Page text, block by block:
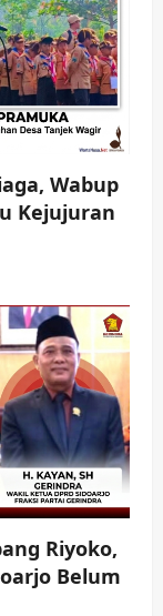
Wabup
Kejujuran
Riyoko,
Belum